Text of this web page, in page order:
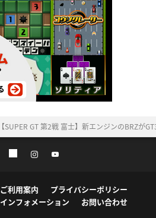
【SUPER GT 第2戦 富士】新エンジンのBRZが
ご利用案内
プライバシーポリシー
インフォメーション お問い合わせ